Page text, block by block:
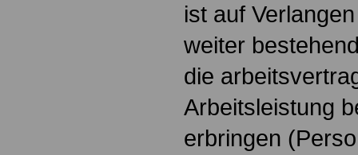
ist auf
weiter
die
Arbeitsleistung
erbringen